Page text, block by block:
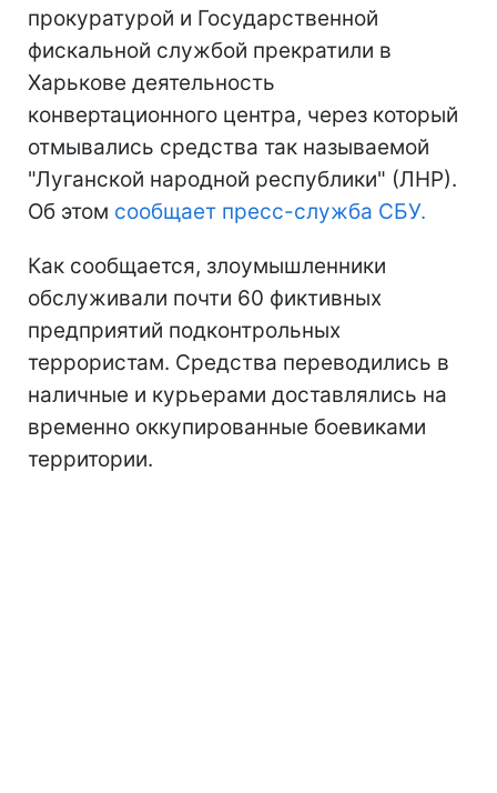
прокуратурой и Государственной
фискальной службой прекратили в
Харькове деятельность
конвертационного центра, через который
отмывались средства так называемой
"Луганской народной республики" (ЛНР).
Об этом сообщает пресс-служба СБУ.
Как сообщается, злоумышленники
обслуживали почти 60 фиктивных
предприятий подконтрольных
террористам. Средства переводились в
наличные и курьерами доставлялись на
временно оккупированные боевиками
территории.